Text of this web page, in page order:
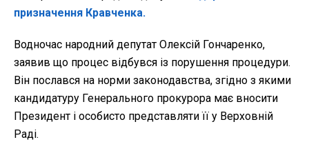
призначення Кравченка.
Водночас народний депутат Олексій Гончаренко,
заявив що процес відбувся із порушення процедури.
Він послався на норми законодавства, згідно з якими
кандидатуру Генерального прокурора має вносити
Президент і особисто представляти її у Верховній
Раді.